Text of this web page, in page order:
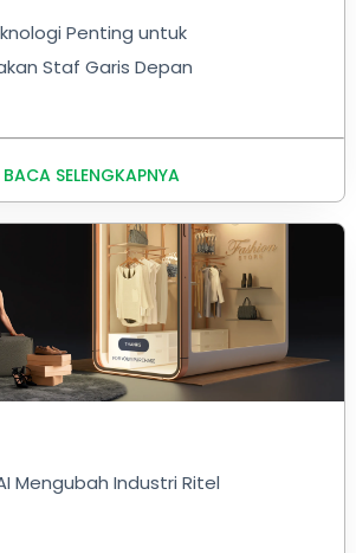
Penting untuk
Staf Garis Depan
BACA SELENGKAPNYA
Mengubah Industri Ritel